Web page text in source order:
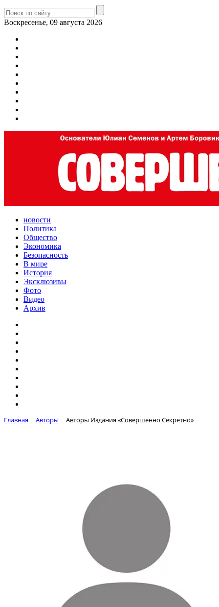
Воскресенье, 09 августа 2026
новости
Политика
Общество
Экономика
Безопасность
В мире
История
Эксклюзивы
Фото
Видео
Архив
Главная Авторы Авторы Издания «Совершенно Секретно»